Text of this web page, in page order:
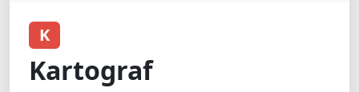
K
Kartograf